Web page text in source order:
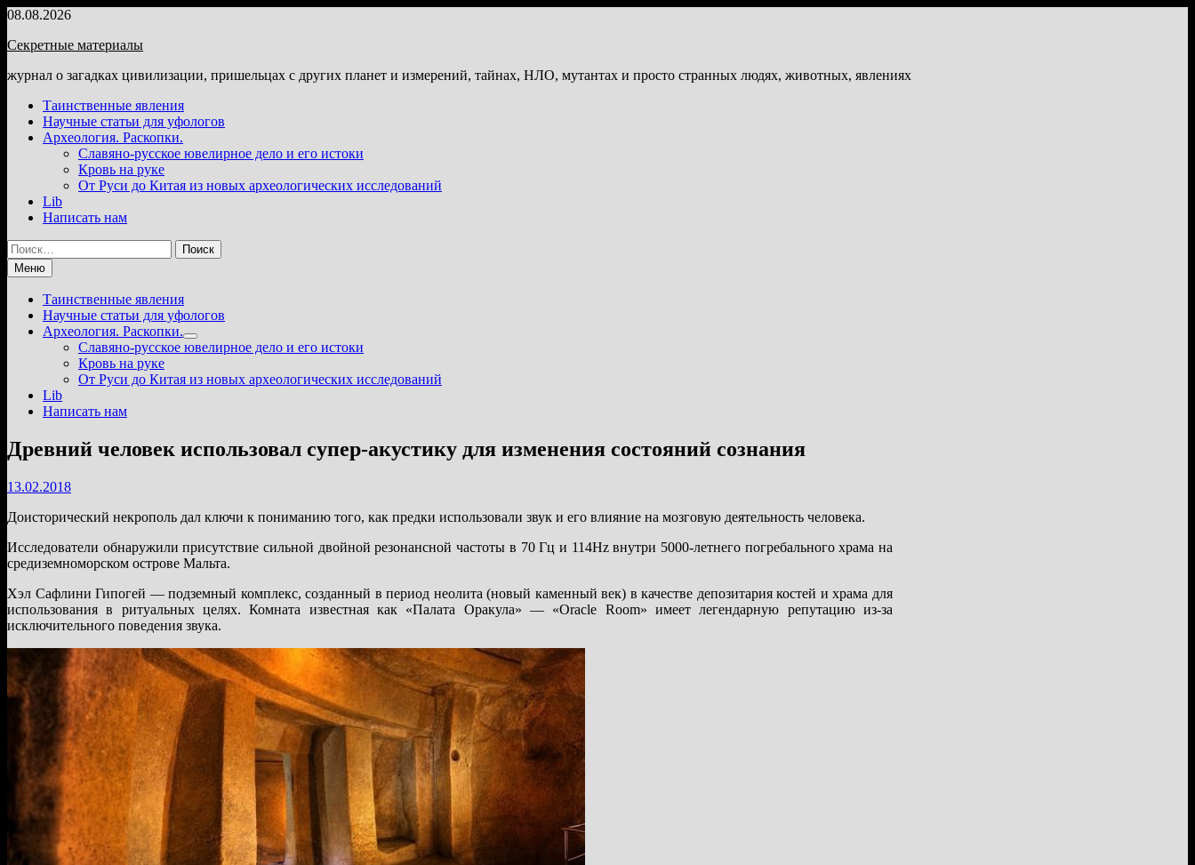
Перейти
содержимому
08.08.2026
Секретные материалы
журнал о загадках цивилизации, пришельцах с других планет и измерений, тайнах, НЛО, мутантах и просто странных людях, животных, явлениях
Таинственные явления
Научные статьи для уфологов
Археология. Раскопки.
Славяно-русское ювелирное дело и его истоки
Кровь на руке
От Руси до Китая из новых археологических исследований
Lib
Написать нам
Найти:
Меню
Таинственные явления
Научные статьи для уфологов
Археология. Раскопки.
Показать
подменю
Славяно-русское ювелирное дело и его истоки
Кровь на руке
От Руси до Китая из новых археологических исследований
Lib
Написать нам
Древний человек использовал супер-акустику для изменения состояний сознания
13.02.2018
Доисторический некрополь дал ключи к пониманию того, как предки использовали звук и его влияние на мозговую деятельность человека.
Исследователи обнаружили присутствие сильной двойной резонансной частоты в 70 Гц и 114Hz внутри 5000-летнего погребального храма на
средиземноморском острове Мальта.
Хэл Сафлини Гипогей — подземный комплекс, созданный в период неолита (новый каменный век) в качестве депозитария костей и храма для
использования в ритуальных целях. Комната известная как «Палата Оракула» — «Oracle Room» имеет легендарную репутацию из-за
исключительного поведения звука.